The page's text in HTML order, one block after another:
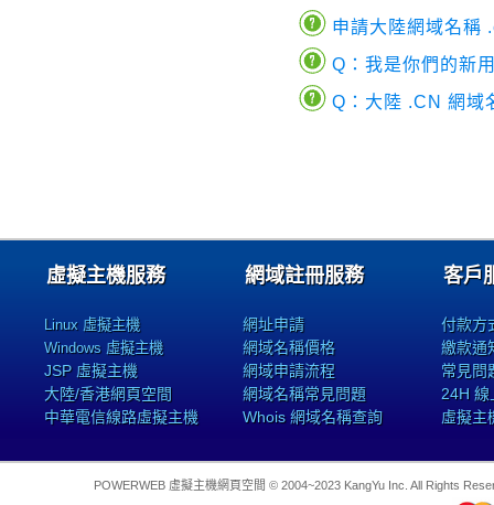
申請大陸網域名稱
Q：我是你們的新
Q：大陸 .CN 網域
虛擬主機服務
Linux 虛擬主機
Windows 虛擬主機
JSP 虛擬主機
大陸/香港網頁空間
中華電信線路虛擬主機
網域註冊服務
網址申請
網域名稱價格
網域申請流程
網域名稱常見問題
Whois 網域名稱查詢
客戶
付款方
繳款通
常見問
24H 線
虛擬主
POWERWEB 虛擬主機網頁空間 © 2004~2023 KangYu Inc. All Rights